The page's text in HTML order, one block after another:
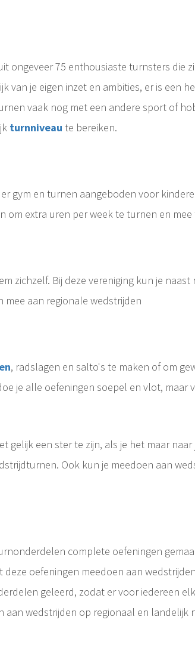
ongeveer 75 enthousiaste turnsters die
van je eigen inzet en ambities, er is een
vaak nog met een andere sport of
turnniveau te bereiken.
gym en turnen aangeboden voor
om extra uren per week te turnen en
zichzelf. Bij deze vereniging kun je
mee aan regionale wedstrijden
, radslagen en salto's te maken of om
je alle oefeningen soepel en vlot,
gelijk een ster te zijn, als je het maar
Ook kun je meedoen aan
complete oefeningen
oefeningen meedoen aan
geleerd, zodat er voor iedereen
wedstrijden op regionaal en landelijk